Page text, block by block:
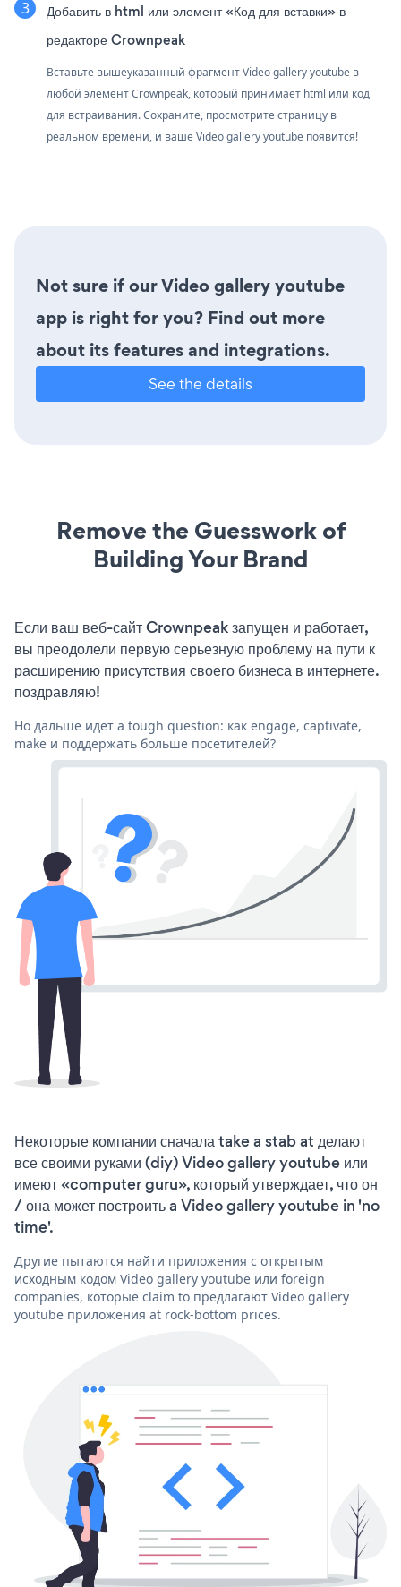
Добавить в html или элемент «Код для вставки» в
редакторе Crownpeak
Вставьте вышеуказанный фрагмент Video gallery youtube в
любой элемент Crownpeak, который принимает html или код
для встраивания. Сохраните, просмотрите страницу в
реальном времени, и ваше Video gallery youtube появится!
Not sure if our Video gallery youtube
app is right for you? Find out more
about its features and integrations.
See the details
Remove the Guesswork of
Building Your Brand
Если ваш веб-сайт Crownpeak запущен и работает,
вы преодолели первую серьезную проблему на пути к
расширению присутствия своего бизнеса в интернете.
поздравляю!
Но дальше идет a tough question: как engage, captivate,
make и поддержать больше посетителей?
Некоторые компании сначала take a stab at делают
все своими руками (diy) Video gallery youtube или
имеют «computer guru», который утверждает, что он
/ она может построить a Video gallery youtube in 'no
time'.
Другие пытаются найти приложения с открытым
исходным кодом Video gallery youtube или foreign
companies, которые claim to предлагают Video gallery
youtube приложения at rock-bottom prices.